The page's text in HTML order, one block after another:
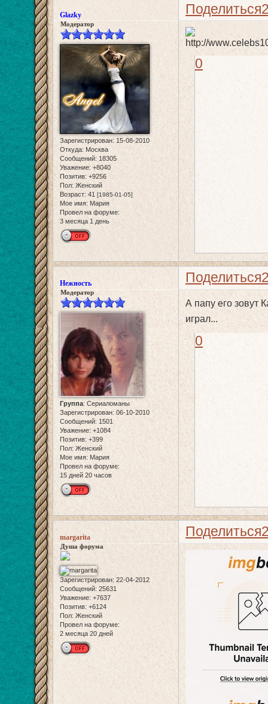
Поделиться
Glazky
Модератор
Зарегистрирован: 15-08-2010
Откуда: Москва
Сообщений: 18305
Уважение: +8040
Позитив: +9256
Пол: Женский
Возраст: 41 [1985-01-05]
Мое имя: Мария
Провел на форуме:
3 месяца 1 день
0
Поделиться
Нежность
Модератор
Группа: Сериаломаны
Зарегистрирован: 06-10-2010
Сообщений: 1501
Уважение: +1084
Позитив: +399
Пол: Женский
Мое имя: Мария
Провел на форуме:
15 дней 20 часов
А папу его зовут
играл...
0
Поделиться
margarita
Душа форума
Зарегистрирован: 22-04-2012
Сообщений: 25631
Уважение: +7637
Позитив: +6124
Пол: Женский
Провел на форуме:
2 месяца 20 дней